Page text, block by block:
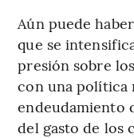
Aún puede
que se
presión sobre
con una política
endeudamiento
del gasto de los